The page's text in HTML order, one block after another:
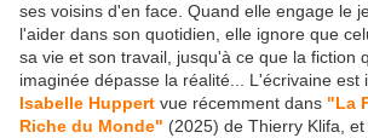
ses voisins d'en face. Quand elle engage le
l'aider dans son quotidien, elle ignore que
sa vie et son travail, jusqu'à ce que la fiction
imaginée dépasse la réalité... L'écrivaine est
Isabelle Huppert vue récemment dans "La
Riche du Monde" (2025) de Thierry Klifa,